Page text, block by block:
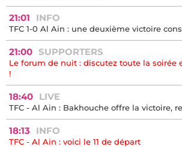
21:01 INFO
TFC 1-0 Al Ain : une deuxième victoire
21:00 SUPPORTERS
Le forum de nuit : discutez toute la soirée
!
18:40 LIVE
TFC - Al Ain : Bakhouche offre la victoire,
18:13 INFO
TFC - Al Ain : voici le 11 de départ